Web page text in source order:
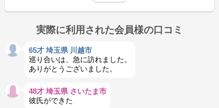
実際に利用された会員様の口コミ
65才 埼玉県 川越市
巡り合いは、急に訪れました。
ありがとうございました。
48才 埼玉県 さいたま市
彼氏ができた